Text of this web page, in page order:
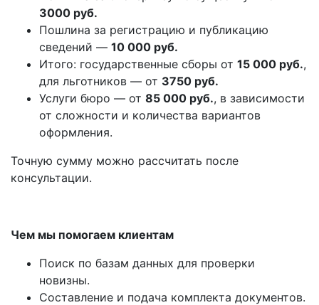
3000 руб.
Пошлина за регистрацию и публикацию
сведений — 10 000 руб.
Итого: государственные сборы от 15 000 руб.,
для льготников — от 3750 руб.
Услуги бюро — от 85 000 руб., в зависимости
от сложности и количества вариантов
оформления.
Точную сумму можно рассчитать после
консультации.
Чем мы помогаем клиентам
Поиск по базам данных для проверки
новизны.
Составление и подача комплекта документов.